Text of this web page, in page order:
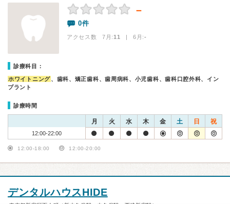
－
0件
アクセス数 7月:11 | 6月:-
診療科目：
ホワイトニング、歯科、矯正歯科、歯周病科、小児歯科、歯科口腔外科、イン
プラント
診療時間
月 火 水 木 金 土 日 祝
12:00-22:00
12:00-18:00 12:00-20:00
デンタルハウスHIDE